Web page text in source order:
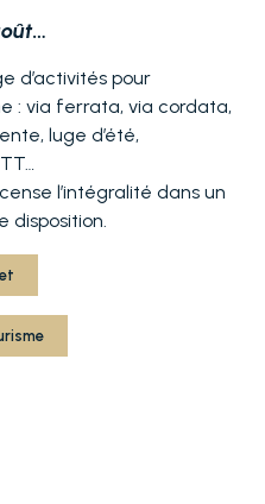
…
d’activités pour
: via ferrata, via cordata,
luge d’été,
l’intégralité dans un
disposition.